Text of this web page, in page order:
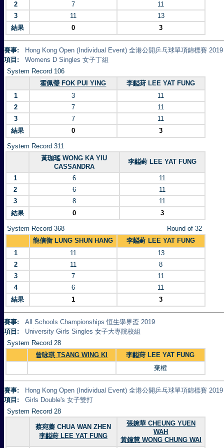
2
7
11
3
11
13
結果
0 3
賽事:
Hong Kong Open (Individual Event) 全港公開乒乓球單項錦標賽 2019
項目:
Womens D Singles 女子丁組
System Record 106
霍佩瑩 FOK PUI YING
李齸葑 LEE YAT FUNG
1
3
11
2
7
11
3
7
11
結果
0 3
System Record 311
黃珈瑤 WONG KA YIU
CASSANDRA
李齸葑 LEE YAT FUNG
1 6
11
2
6
11
3
8
11
結果
0 3
System Record 368
Round of 32
龍信衡 LUNG SHUN HANG
李齸葑 LEE YAT FUNG
1
11
13
2
11
8
3
7
11
4
6
11
結果
1 3
賽事:
All Schools Championships 恒生學界盃 2019
項目:
University Girls Singles 女子大專院校組
System Record 28
曾咏琪 TSANG WING KI
李齸葑 LEE YAT FUNG
棄權
賽事:
Hong Kong Open (Individual Event) 全港公開乒乓球單項錦標賽 2019
項目:
Girls Double's 女子雙打
System Record 28
蔡宛蓁 CHUA WAN ZHEN
李齸葑 LEE YAT FUNG
張婉華 CHEUNG YUEN
WAH
黃鐘慧 WONG CHUNG WAI